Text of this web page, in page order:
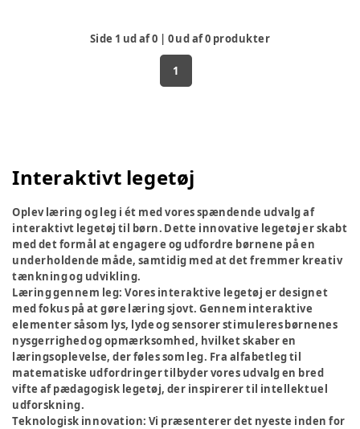
Side 1 ud af0 | 0ud af0 produkter
1
Interaktivt legetøj
Oplev læring og leg i ét med vores spændende udvalg af
interaktivt legetøj til børn. Dette innovative legetøj er skabt
med det formål at engagere og udfordre børnene på en
underholdende måde, samtidig med at det fremmer kreativ
tænkning og udvikling.
Læring gennem leg: Vores interaktive legetøj er designet
med fokus på at gøre læring sjovt. Gennem interaktive
elementer såsom lys, lyde og sensorer stimuleres børnenes
nysgerrighed og opmærksomhed, hvilket skaber en
læringsoplevelse, der føles som leg. Fra alfabetleg til
matematiske udfordringer tilbyder vores udvalg en bred
vifte af pædagogisk legetøj, der inspirerer til intellektuel
udforskning.
Teknologisk innovation: Vi præsenterer det nyeste inden for